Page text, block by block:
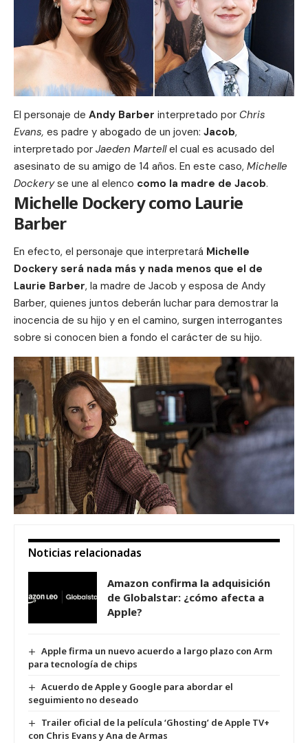
El personaje de Andy Barber interpretado por Chris
Evans, es padre y abogado de un joven: Jacob,
interpretado por Jaeden Martellel cual es acusado del
asesinato de su amigo de 14 años. En este caso, Michelle
Dockeryse une al elenco como la madre de Jacob.
Michelle Dockery como Laurie
Barber
En efecto, el personaje que interpretará Michelle
Dockery será nada más y nada menos que el de
Laurie Barber, la madre de Jacob y esposa de Andy
Barber, quienes juntos deberán luchar para demostrar la
inocencia de su hijo y en el camino, surgen interrogantes
sobre si conocen bien a fondo el carácter de su hijo.
Noticias relacionadas
Amazon confirma la adquisición
de Globalstar: ¿cómo afecta a
Apple?
Apple firma un nuevo acuerdo a largo plazo con Arm
para tecnología de chips
Acuerdo de Apple y Google para abordar el
seguimiento no deseado
Trailer oficial de la película ‘Ghosting’ de Apple TV+
con Chris Evans y Ana de Armas